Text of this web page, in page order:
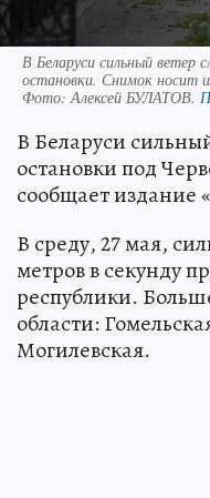
В Беларуси сильный ветер
остановки. Снимок носит
Фото: Алексей БУЛАТОВ.
В Беларуси
остановки под
сообщает издание «
В среду, 27 мая,
метров в секунду
республики.
области:
Могилевская.